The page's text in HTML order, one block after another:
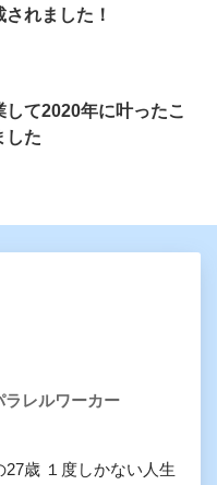
れました！
て2020年に叶ったこ
した
レルワーカー
歳 １度しかない人生